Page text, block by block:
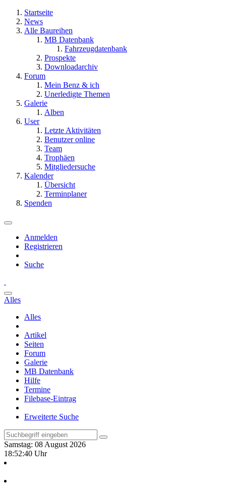
Startseite
News
Alle Baureihen
MB Datenbank
Fahrzeugdatenbank
Prospekte
Downloadarchiv
Forum
Mein Benz & ich
Unerledigte Themen
Galerie
Alben
User
Letzte Aktivitäten
Benutzer online
Team
Trophäen
Mitgliedersuche
Kalender
Übersicht
Terminplaner
Spenden
Anmelden
Registrieren
Suche
Alles
Alles
Artikel
Seiten
Forum
Galerie
MB Datenbank
Hilfe
Termine
Filebase-Eintrag
Erweiterte Suche
Samstag: 08 August 2026
18:52:41 Uhr